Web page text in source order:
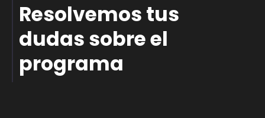
Resolvemos tus
dudas sobre el
programa